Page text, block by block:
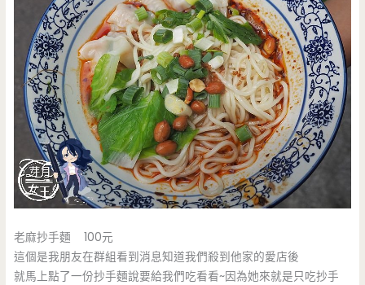
老麻抄手麵 100元
這個是我朋友在群組看到消息知道我們殺到他家的愛店後
就馬上點了一份抄手麵說要給我們吃看看~因為她來就是只吃抄手